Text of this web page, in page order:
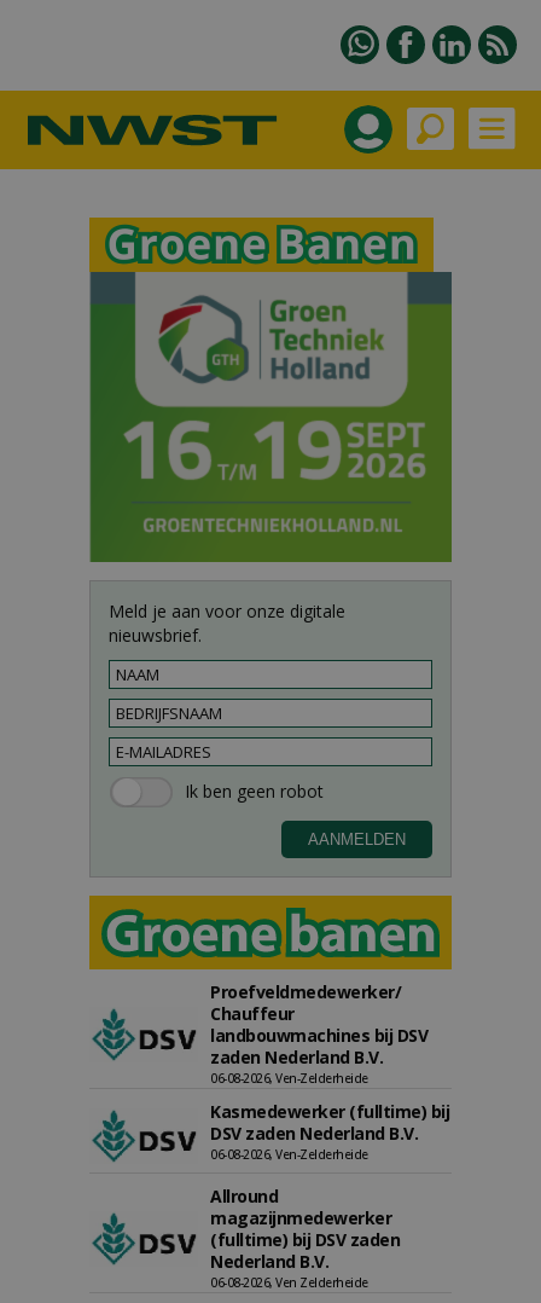
Meld je aan voor onze digitale
nieuwsbrief.
Proefveldmedewerker/
Chauffeur
landbouwmachines bij DSV
zaden Nederland B.V.
06-08-2026, Ven-Zelderheide
Kasmedewerker (fulltime) bij
DSV zaden Nederland B.V.
06-08-2026, Ven-Zelderheide
Allround
magazijnmedewerker
(fulltime) bij DSV zaden
Nederland B.V.
06-08-2026, Ven Zelderheide